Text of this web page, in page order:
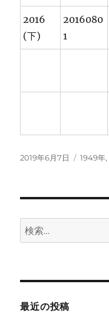
2016
(下)
2016080
1
投
2019年6月7日
カ
1949年,
検
索:
最近の投稿